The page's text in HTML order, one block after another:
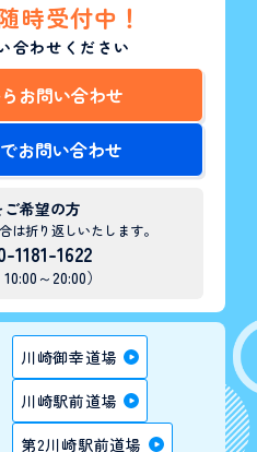
時受付中！
合わせください
お問い合わせ
お問い合わせ
希望の方
折り返しいたします。
1181-1622
～20:00）
川崎御幸道場
川崎駅前道場
第2川崎駅前道場